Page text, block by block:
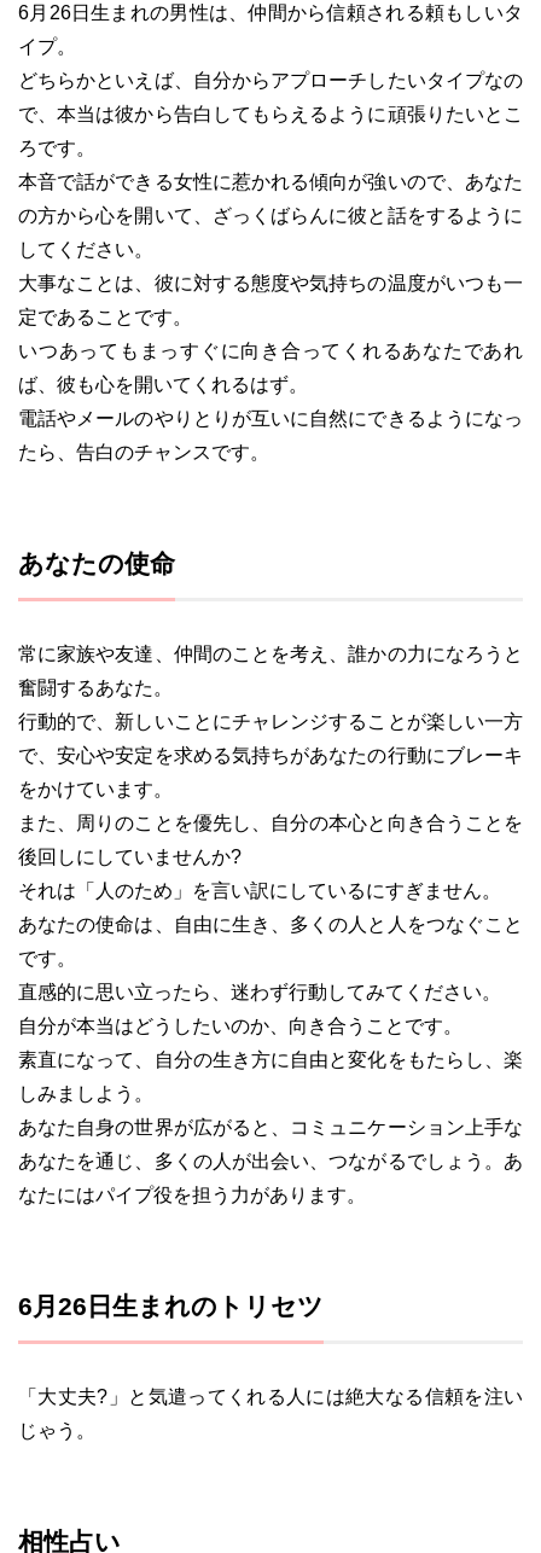
6月26日生まれの男性は、仲間から信頼される頼もしいタ
イプ。
どちらかといえば、自分からアプローチしたいタイプなの
で、本当は彼から告白してもらえるように頑張りたいとこ
ろです。
本音で話ができる女性に惹かれる傾向が強いので、あなた
の方から心を開いて、ざっくばらんに彼と話をするように
してください。
大事なことは、彼に対する態度や気持ちの温度がいつも一
定であることです。
いつあってもまっすぐに向き合ってくれるあなたであれ
ば、彼も心を開いてくれるはず。
電話やメールのやりとりが互いに自然にできるようになっ
たら、告白のチャンスです。
あなたの使命
常に家族や友達、仲間のことを考え、誰かの力になろうと
奮闘するあなた。
行動的で、新しいことにチャレンジすることが楽しい一方
で、安心や安定を求める気持ちがあなたの行動にブレーキ
をかけています。
また、周りのことを優先し、自分の本心と向き合うことを
後回しにしていませんか?
それは「人のため」を言い訳にしているにすぎません。
あなたの使命は、自由に生き、多くの人と人をつなぐこと
です。
直感的に思い立ったら、迷わず行動してみてください。
自分が本当はどうしたいのか、向き合うことです。
素直になって、自分の生き方に自由と変化をもたらし、楽
しみましよう。
あなた自身の世界が広がると、コミュニケーション上手な
あなたを通じ、多くの人が出会い、つながるでしょう。あ
なたにはパイプ役を担う力があります。
6月26日生まれのトリセツ
「大丈夫?」と気遣ってくれる人には絶大なる信頼を注い
じゃう。
相性占い